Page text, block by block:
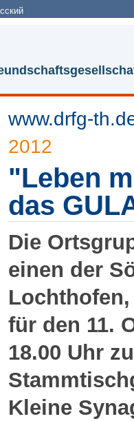
www.drfg-
2012
"Leben
das
Die
einen der
für den 11.
18.00 Uhr
Kleine